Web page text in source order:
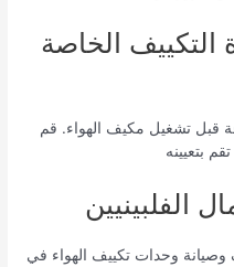
التكييف الخاصة
قبل تشغيل مكيف الهواء. قم
بتعيينه
الفلبينيين
وصيانة وحدات تكييف الهواء في